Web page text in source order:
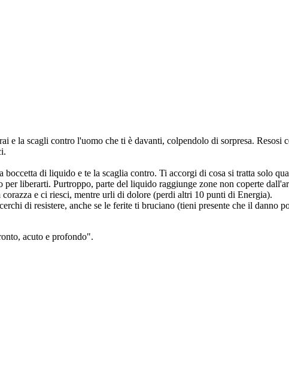
e la scagli contro l'uomo che ti è davanti, colpendolo di sorpresa.
boccetta di liquido e te la scaglia contro. Ti accorgi di cosa si tratta solo
liberarti. Purtroppo, parte del liquido raggiunge zone non coperte
e ci riesci, mentre urli di dolore (perdi altri 10 punti di Energia).
di resistere, anche se le ferite ti bruciano (tieni presente che il danno
acuto e profondo".